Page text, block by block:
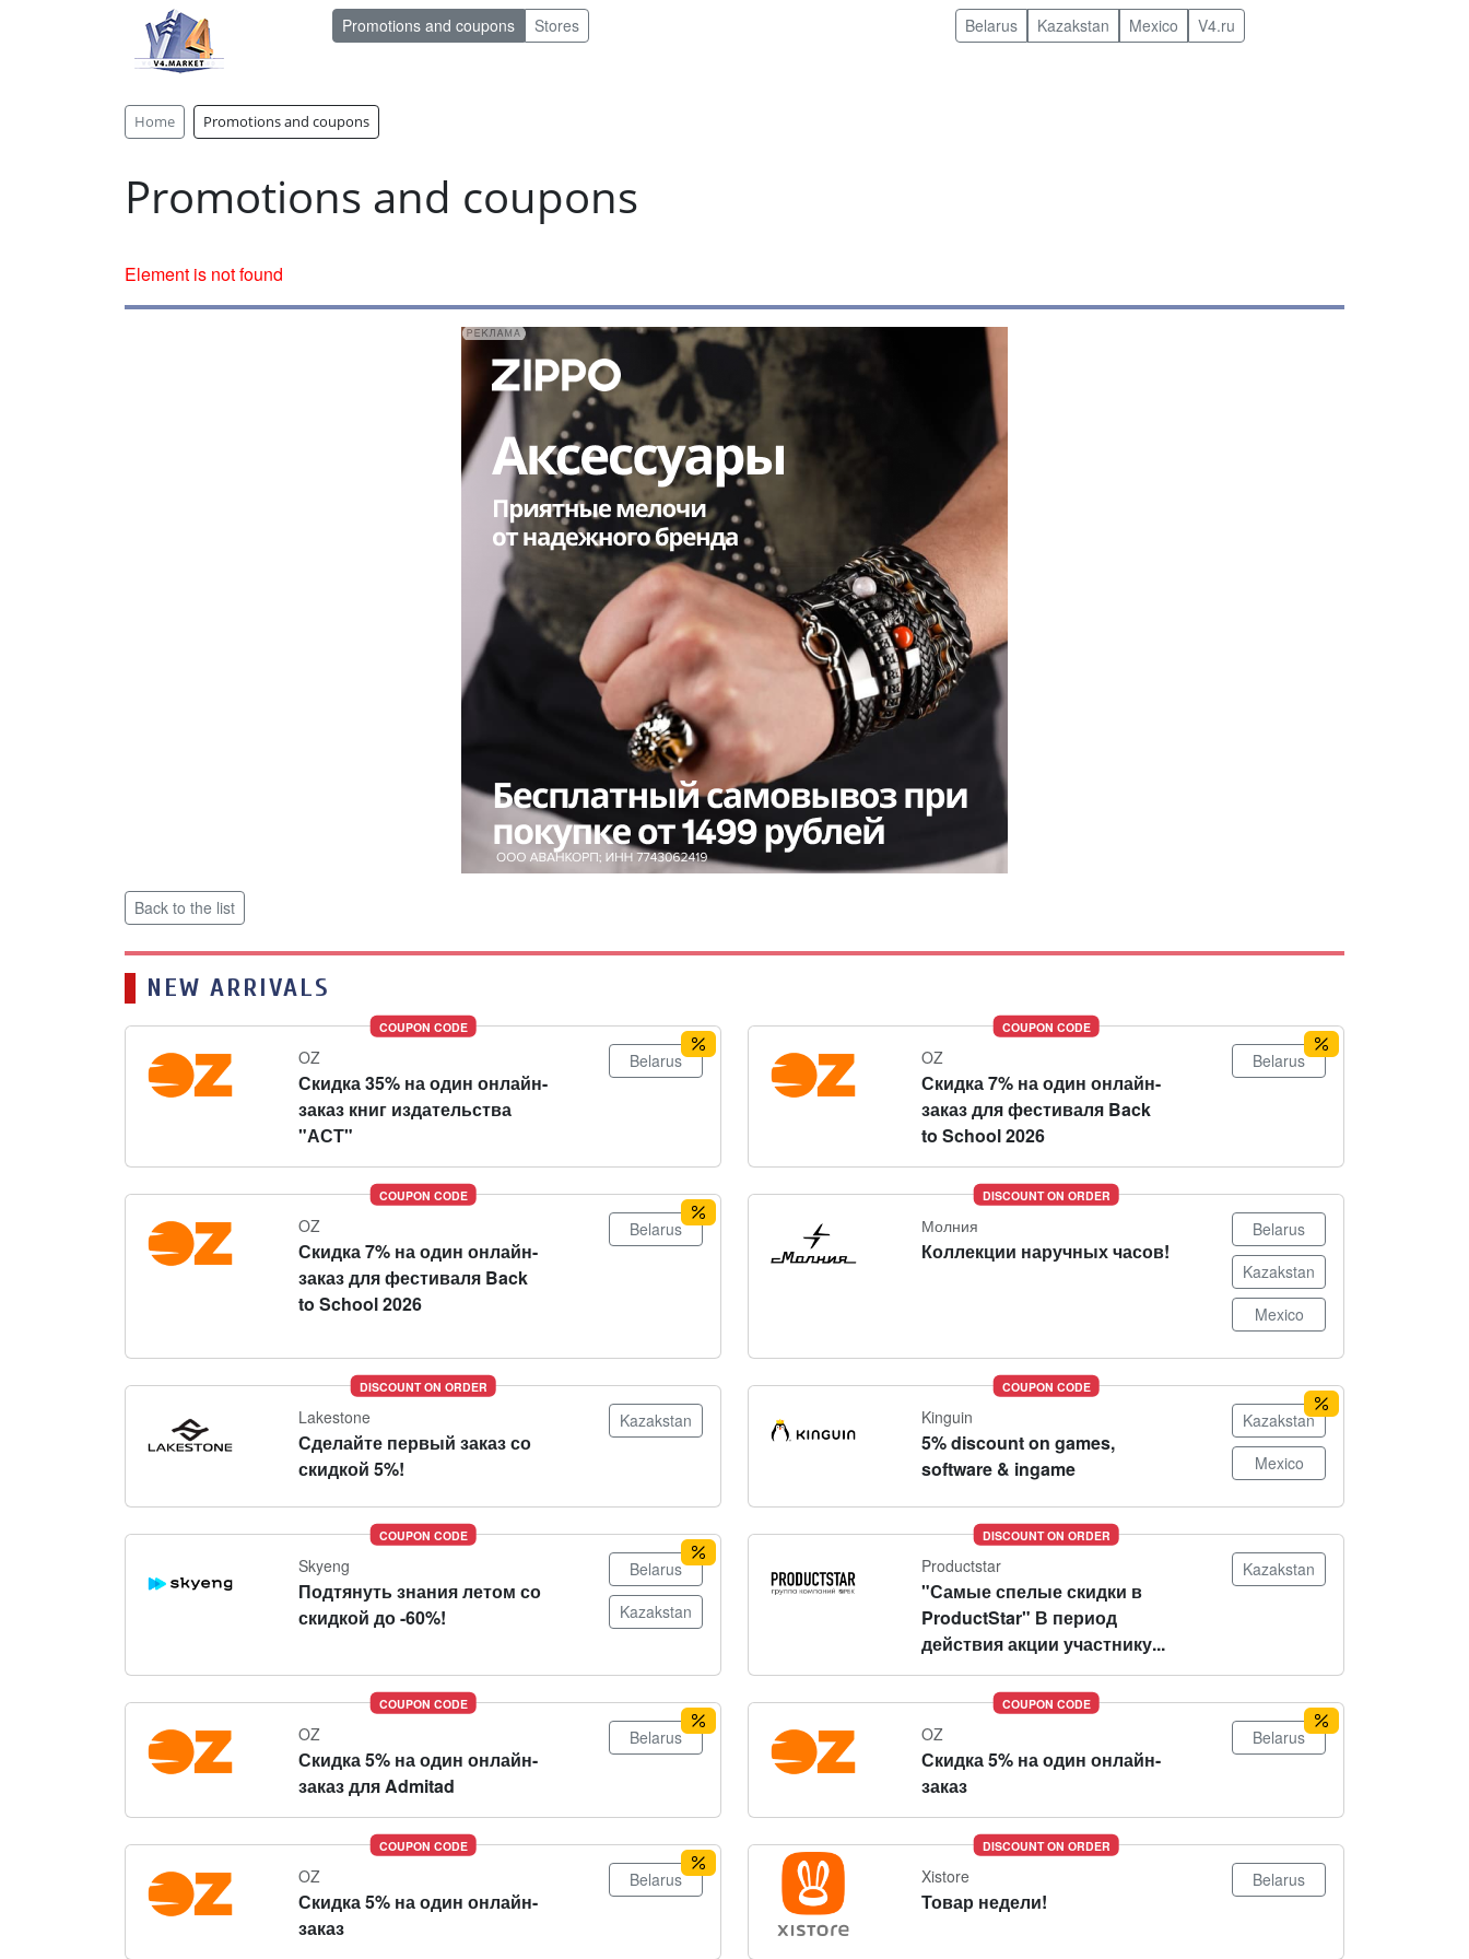
Promotions and coupons Stores Belarus Kazakstan Mexico V4.ru
Home Promotions and coupons
Promotions and coupons
Element is not found
Back to the list
NEW ARRIVALS
COUPON CODE
OZ
Скидка 35% на один онлайн-
заказ книг издательства
"АСТ"
Belarus
COUPON CODE
OZ
Скидка 7% на один онлайн-
заказ для фестиваля Back
to School 2026
Belarus
COUPON CODE
OZ
Скидка 7% на один онлайн-
заказ для фестиваля Back
to School 2026
Belarus
DISCOUNT ON ORDER
Молния
Коллекции наручных часов!
Belarus
Kazakstan
Mexico
DISCOUNT ON ORDER
Lakestone
Сделайте первый заказ со
скидкой 5%!
Kazakstan
COUPON CODE
Kinguin
5% discount on games,
software & ingame
Kazakstan
Mexico
COUPON CODE
Skyeng
Подтянуть знания летом со
скидкой до -60%!
Belarus
Kazakstan
DISCOUNT ON ORDER
Productstar
"Самые спелые скидки в
ProductStar" В период
действия акции участнику...
Kazakstan
COUPON CODE
OZ
Скидка 5% на один онлайн-
заказ для Admitad
Belarus
COUPON CODE
OZ
Скидка 5% на один онлайн-
заказ
Belarus
COUPON CODE
OZ
Скидка 5% на один онлайн-
заказ
Belarus
DISCOUNT ON ORDER
Xistore
Товар недели!
Belarus